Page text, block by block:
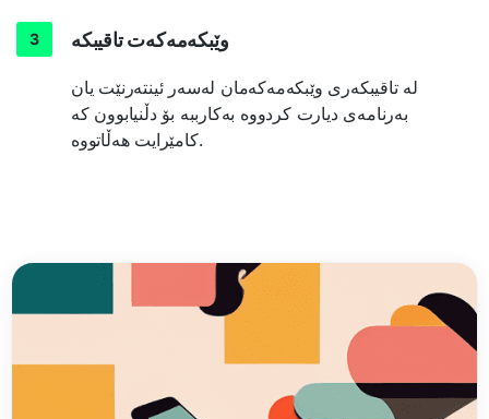
وێبکەمەکەت تاقیبکە
لە تاقیبکەری وێبکەمەکەمان لەسەر ئینتەرنێت یان
بەرنامەی دیارت کردووە بەکارببە بۆ دڵنیابوون کە
کامێرایت هەڵاتووە.